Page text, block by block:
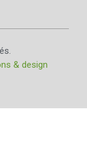
& design